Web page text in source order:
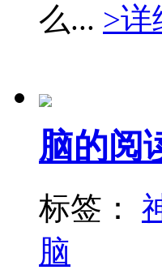
么... >详
脑的阅
标签：
脑